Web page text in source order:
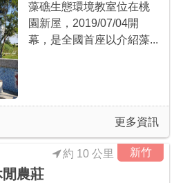
藻礁生態環境教室位在桃
園新屋，2019/07/04開
幕，是全國首座以介紹藻...
更多資訊
新竹
約 10 公里
農莊